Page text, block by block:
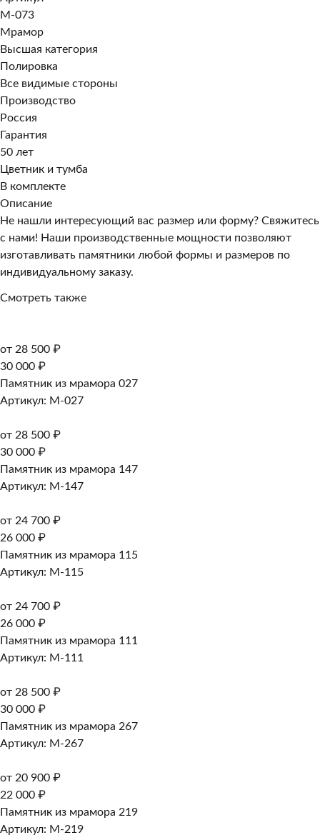
M-073
Мрамор
Высшая категория
Полировка
Все видимые стороны
Производство
Россия
Гарантия
50 лет
Цветник и тумба
В комплекте
Описание
Не нашли интересующий вас размер или форму? Свяжитесь
с нами! Наши производственные мощности позволяют
изготавливать памятники любой формы и размеров по
индивидуальному заказу.
Смотреть также
от 28 500 ₽
30 000 ₽
Памятник из мрамора 027
Артикул: M-027
от 28 500 ₽
30 000 ₽
Памятник из мрамора 147
Артикул: M-147
от 24 700 ₽
26 000 ₽
Памятник из мрамора 115
Артикул: M-115
от 24 700 ₽
26 000 ₽
Памятник из мрамора 111
Артикул: M-111
от 28 500 ₽
30 000 ₽
Памятник из мрамора 267
Артикул: M-267
от 20 900 ₽
22 000 ₽
Памятник из мрамора 219
Артикул: M-219